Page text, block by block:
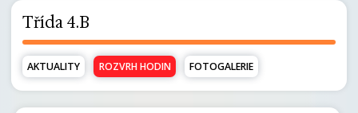
Třída 4.B
AKTUALITY ROZVRH HODIN FOTOGALERIE